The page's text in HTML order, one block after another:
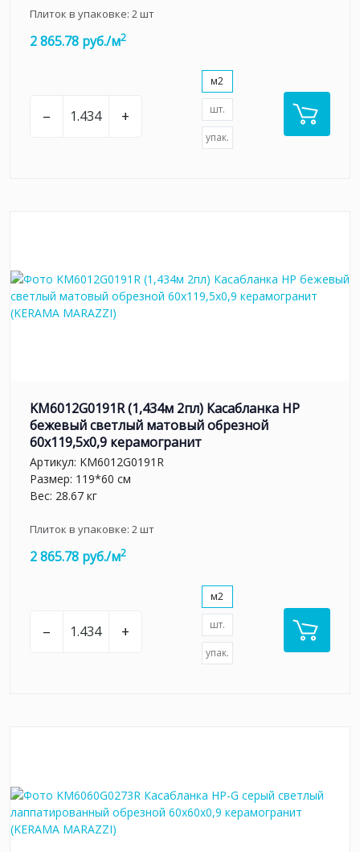
Плиток в упаковке: 2шт
2 865.78 руб./м2
– +
м2
шт.
упак.
KM6012G0191R (1,434м 2пл) Касабланка HP
бежевый светлый матовый обрезной
60x119,5x0,9 керамогранит
Артикул: KM6012G0191R
Размер: 119*60 см
Вес: 28.67 кг
Плиток в упаковке: 2шт
2 865.78 руб./м2
– +
м2
шт.
упак.